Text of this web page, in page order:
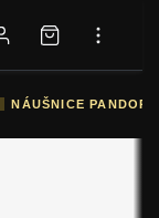
NÁUŠNICE